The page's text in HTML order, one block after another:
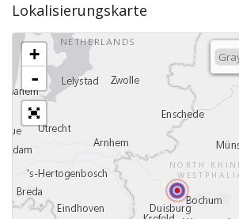
Lokalisierungskarte
+
-